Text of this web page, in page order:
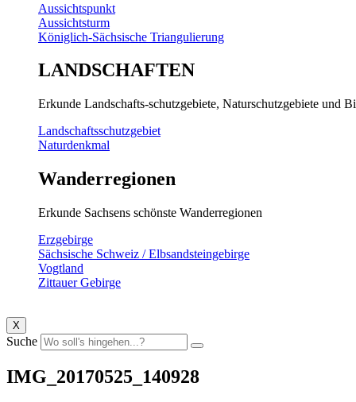
Aussichtspunkt
Aussichtsturm
Königlich-Sächsische Triangulierung
LANDSCHAFTEN
Erkunde Landschafts-schutzgebiete, Naturschutzgebiete und
Landschaftsschutzgebiet
Naturdenkmal
Wanderregionen
Erkunde Sachsens schönste Wanderregionen
Erzgebirge
Sächsische Schweiz / Elbsandsteingebirge
Vogtland
Zittauer Gebirge
X
Suche
IMG_20170525_140928